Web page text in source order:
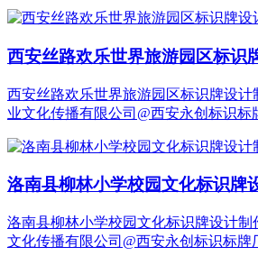
西安丝路欢乐世界旅游园区标识
西安丝路欢乐世界旅游园区标识牌设
业文化传播有限公司@西安永创标识标
洛南县柳林小学校园文化标识牌
洛南县柳林小学校园文化标识牌设计制
文化传播有限公司@西安永创标识标牌